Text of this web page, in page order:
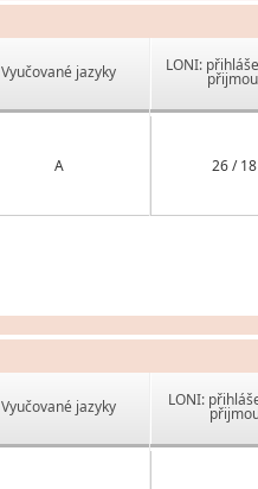
Vyučované jazyky
A
LONI:
26 / 18
Vyučované jazyky LONI: